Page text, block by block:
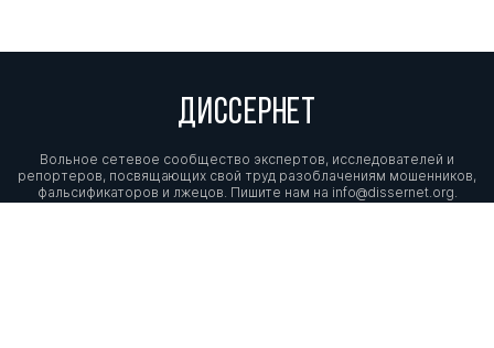
ДИССЕРНЕТ
Вольное сетевое сообщество экспертов, исследователей и
репортеров, посвящающих свой труд разоблачениям мошенников,
фальсификаторов и лжецов. Пишите нам на info@dissernet.org.